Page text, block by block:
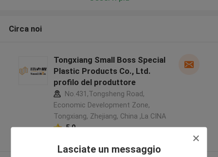
Lasciate un messaggio
Circa noi
Tongxiang Small Boss Special
Plastic Products Co., Ltd.
profilo del produttore
No.431,Tongsheng Road,
Economic Development Zone,
Tongxiang, Zhejiang, China ,La CINA
5.0